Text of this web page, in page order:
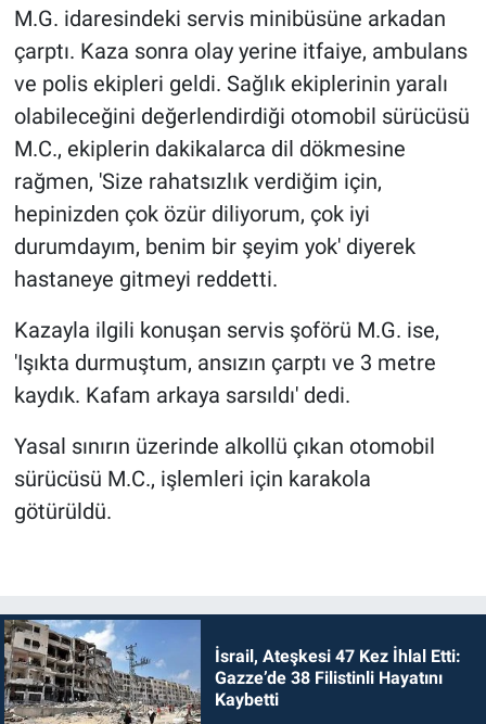
M.G. idaresindeki servis minibüsüne arkadan
çarptı. Kaza sonra olay yerine itfaiye, ambulans
ve polis ekipleri geldi. Sağlık ekiplerinin yaralı
olabileceğini değerlendirdiği otomobil sürücüsü
M.C., ekiplerin dakikalarca dil dökmesine
rağmen, 'Size rahatsızlık verdiğim için,
hepinizden çok özür diliyorum, çok iyi
durumdayım, benim bir şeyim yok' diyerek
hastaneye gitmeyi reddetti.
Kazayla ilgili konuşan servis şoförü M.G. ise,
'Işıkta durmuştum, ansızın çarptı ve 3 metre
kaydık. Kafam arkaya sarsıldı' dedi.
Yasal sınırın üzerinde alkollü çıkan otomobil
sürücüsü M.C., işlemleri için karakola
götürüldü.
İsrail, Ateşkesi 47 Kez İhlal Etti:
Gazze’de 38 Filistinli Hayatını
Kaybetti